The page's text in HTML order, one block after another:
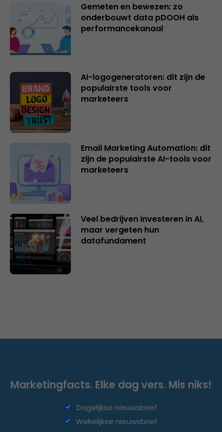
Gemeten en bewezen: zo
onderbouwt data pDOOH als
performancekanaal
AI-logogeneratoren: dit zijn de
populairste tools voor
marketeers
Email Marketing Automation: dit
zijn de populairste AI-tools voor
marketeers
Veel bedrijven investeren in AI,
maar vergeten hun
datafundament
Marketingfacts. Elke dag vers. Mis niks!
Dagelijkse nieuwsbrief
Wekelijkse nieuwsbrief